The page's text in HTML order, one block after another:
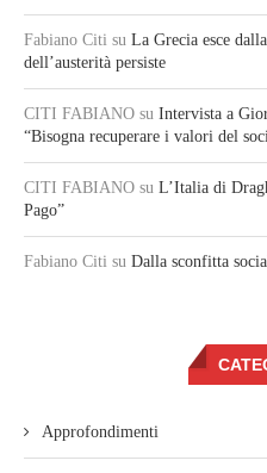
Fabiano Citi su La Grecia esce
dell’austerità persiste
CITI FABIANO su Intervista a
“Bisogna recuperare i valori del
CITI FABIANO su L’Italia di
Pago”
Fabiano Citi su Dalla sconfitta
Approfondimenti